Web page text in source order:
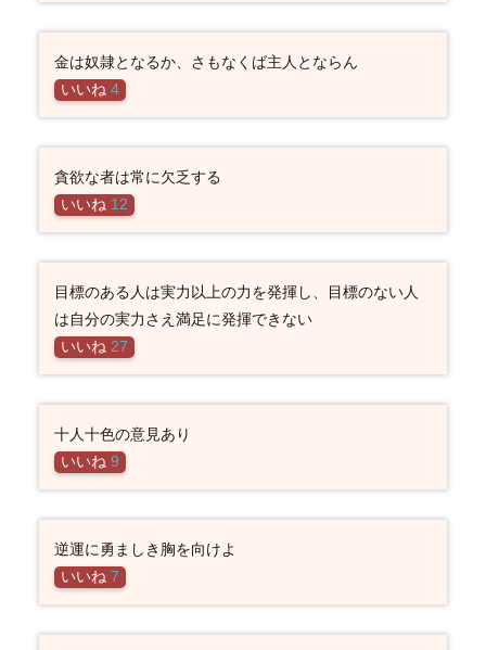
金は奴隷となるか、さもなくば主人とならん
いいね 4
貪欲な者は常に欠乏する
いいね 12
目標のある人は実力以上の力を発揮し、目標のない人
は自分の実力さえ満足に発揮できない
いいね 27
十人十色の意見あり
いいね 9
逆運に勇ましき胸を向けよ
いいね 7